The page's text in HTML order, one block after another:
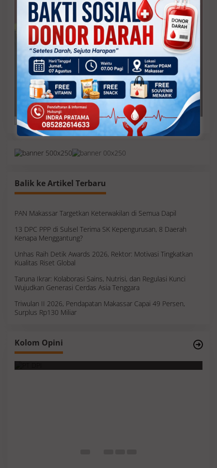
Balik ke Artikel Terbaru
PAN Makassar Targetkan Keterwakilan di Semua Dapil
13 DPC PPP di Sulsel Terima SK Kepengurusan, 8 Daerah
Kenapa Menggantung?
Unhas Raih Detik Awards 2026, Rektor: Motivasi Tingkatkan
Kualitas Riset Global
Taruna Ikrar: Kolaborasi Sains, Nutrisi, dan Regulasi Kunci
Wujudkan Generasi Cerdas Asia Tenggara
Triwulan II 2026, Pendapatan Makassar Capai 49 Persen,
Surplus Rp130 Miliar
Kolom Opini
Membaca Realitas